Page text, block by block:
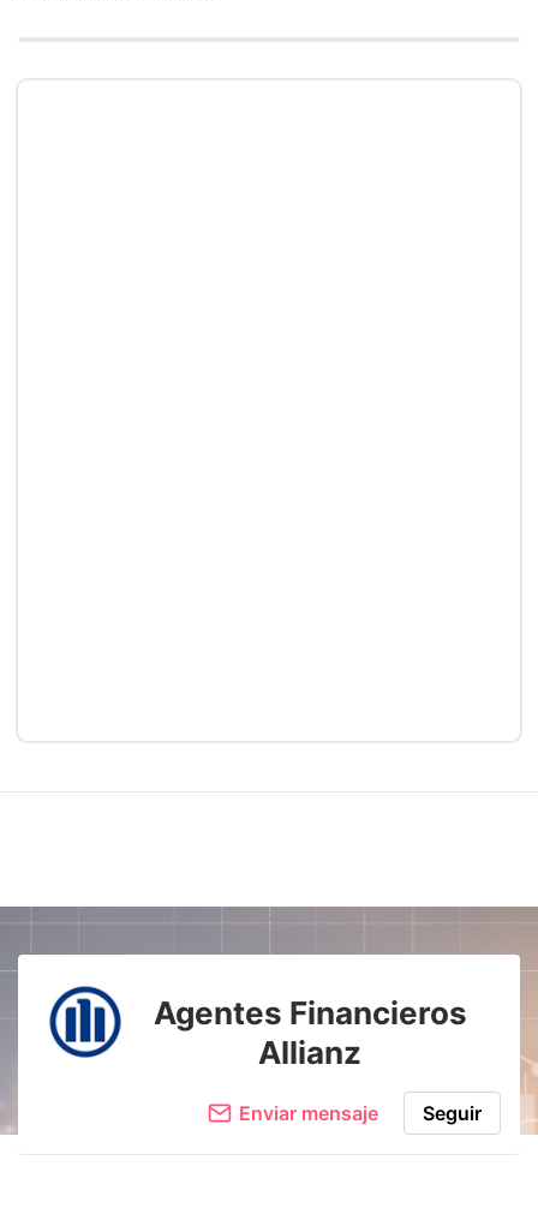
Agentes Financieros
Allianz
Enviar mensaje Seguir